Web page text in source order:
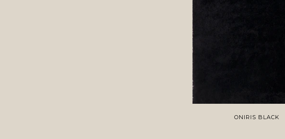
ONIRIS BLACK